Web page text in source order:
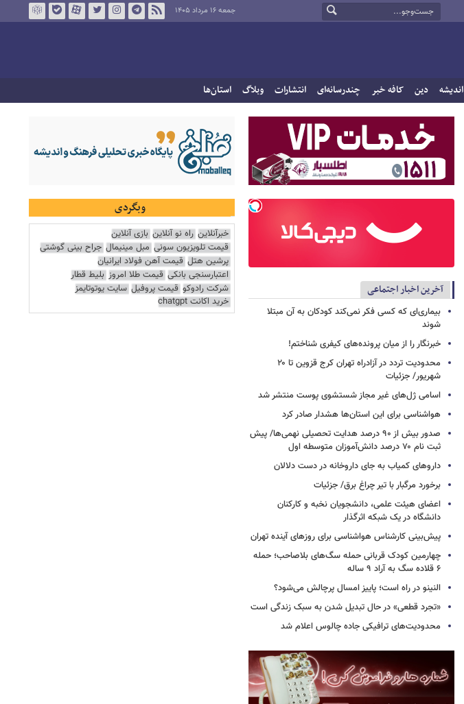
جمعه ۱۶ مرداد ۱۴۰۵
اندیشه دین کافه خبر چندرسانه‌ای انتشارات وبلاگ استان‌ها
آخرین اخبار اجتماعی
بیماری‌ای که کسی فکر نمی‌کند کودکان به آن مبتلا
شوند
خبرنگار را از میان پرونده‌های کیفری شناختم!
محدودیت تردد در آزادراه تهران کرج قزوین تا ۲۰
شهریور/ جزئیات
اسامی ژل‌های غیر مجاز شستشوی پوست منتشر شد
هواشناسی برای این استان‌ها هشدار صادر کرد
صدور بیش از ۹۰ درصد هدایت تحصیلی نهمی‌ها/ پیش
ثبت نام ۷۰ درصد دانش‌آموزان متوسطه اول
داروهای کمیاب به جای داروخانه در دست دلالان
برخورد مرگبار با تیر چراغ برق/ جزئیات
اعضای هیئت علمی، دانشجویان نخبه و کارکنان
دانشگاه در یک شبکه‌ اثرگذار
پیش‌بینی کارشناس هواشناسی برای روزهای آینده تهران
چهارمین کودک قربانی حمله سگ‌های بلاصاحب؛ حمله
۶ قلاده سگ به آراد ۹ ساله
النینو در راه است؛ پاییز امسال پرچالش می‌شود؟
«تجرد قطعی» در حال تبدیل شدن به سبک زندگی است
محدودیت‌های ترافیکی جاده چالوس اعلام شد
وبگردی
خبرآنلاین راه نو آنلاین بازی آنلاین
قیمت تلویزیون سونی مبل مینیمال جراح بینی گوشتی
پرشین هتل قیمت آهن فولاد ایرانیان
اعتبارسنجی بانکی قیمت طلا امروز بلیط قطار
شرکت رادوکو قیمت پروفیل سایت یوتوتایمز
خرید اکانت chatgpt